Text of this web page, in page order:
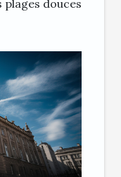
plages douces